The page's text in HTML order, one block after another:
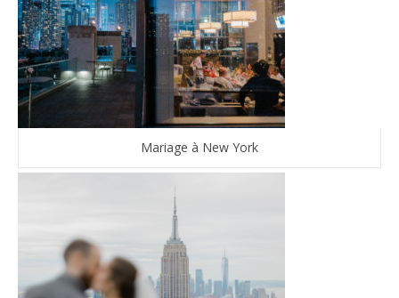
Mariage à New York